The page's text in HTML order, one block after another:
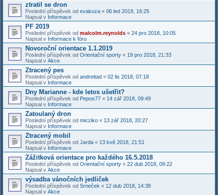
ztratil se dron
Poslední příspěvek od evakoza « 06 led 2019, 16:25
Napsal v Informace
PF 2019
Poslední příspěvek od malcolm.reynolds « 24 pro 2018, 10:05
Napsal v Informace k fóru
Novoroční orientace 1.1.2019
Poslední příspěvek od Orientační sporty « 19 pro 2018, 21:33
Napsal v Akce
Ztracený pes
Poslední příspěvek od andreitad « 02 lis 2018, 07:18
Napsal v Informace
Dny Marianne - kde letos ušetřit?
Poslední příspěvek od Pepos77 « 14 zář 2018, 09:49
Napsal v Informace
Zatoulaný dron
Poslední příspěvek od micziko « 13 zář 2018, 20:27
Napsal v Informace
Ztracený mobil
Poslední příspěvek od Jarda « 13 kvě 2018, 21:51
Napsal v Informace
Zážitková orientace pro každého 16.5.2018
Poslední příspěvek od Orientační sporty « 22 dub 2018, 09:22
Napsal v Akce
výsadba vánočních jedliček
Poslední příspěvek od Srneček « 12 dub 2018, 14:38
Napsal v Akce